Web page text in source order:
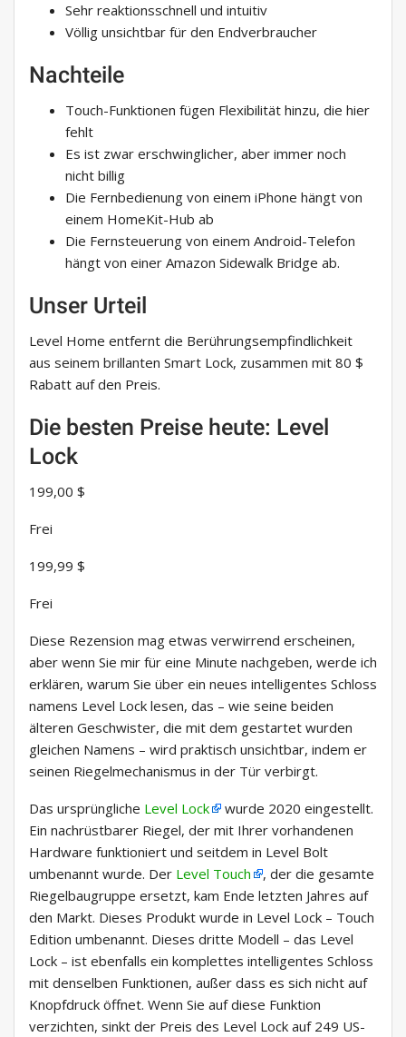
Sehr reaktionsschnell und intuitiv
Völlig unsichtbar für den Endverbraucher
Nachteile
Touch-Funktionen fügen Flexibilität hinzu, die hier
fehlt
Es ist zwar erschwinglicher, aber immer noch
nicht billig
Die Fernbedienung von einem iPhone hängt von
einem HomeKit-Hub ab
Die Fernsteuerung von einem Android-Telefon
hängt von einer Amazon Sidewalk Bridge ab.
Unser Urteil
Level Home entfernt die Berührungsempfindlichkeit
aus seinem brillanten Smart Lock, zusammen mit 80 $
Rabatt auf den Preis.
Die besten Preise heute: Level
Lock
199,00 $
Frei
199,99 $
Frei
Diese Rezension mag etwas verwirrend erscheinen,
aber wenn Sie mir für eine Minute nachgeben, werde ich
erklären, warum Sie über ein neues intelligentes Schloss
namens Level Lock lesen, das – wie seine beiden
älteren Geschwister, die mit dem gestartet wurden
gleichen Namens – wird praktisch unsichtbar, indem er
seinen Riegelmechanismus in der Tür verbirgt.
Das ursprüngliche Level Lock
wurde 2020 eingestellt.
Ein nachrüstbarer Riegel, der mit Ihrer vorhandenen
Hardware funktioniert und seitdem in Level Bolt
umbenannt wurde. Der Level Touch
, der die gesamte
Riegelbaugruppe ersetzt, kam Ende letzten Jahres auf
den Markt. Dieses Produkt wurde in Level Lock – Touch
Edition umbenannt. Dieses dritte Modell – das Level
Lock – ist ebenfalls ein komplettes intelligentes Schloss
mit denselben Funktionen, außer dass es sich nicht auf
Knopfdruck öffnet. Wenn Sie auf diese Funktion
verzichten, sinkt der Preis des Level Lock auf 249 US-